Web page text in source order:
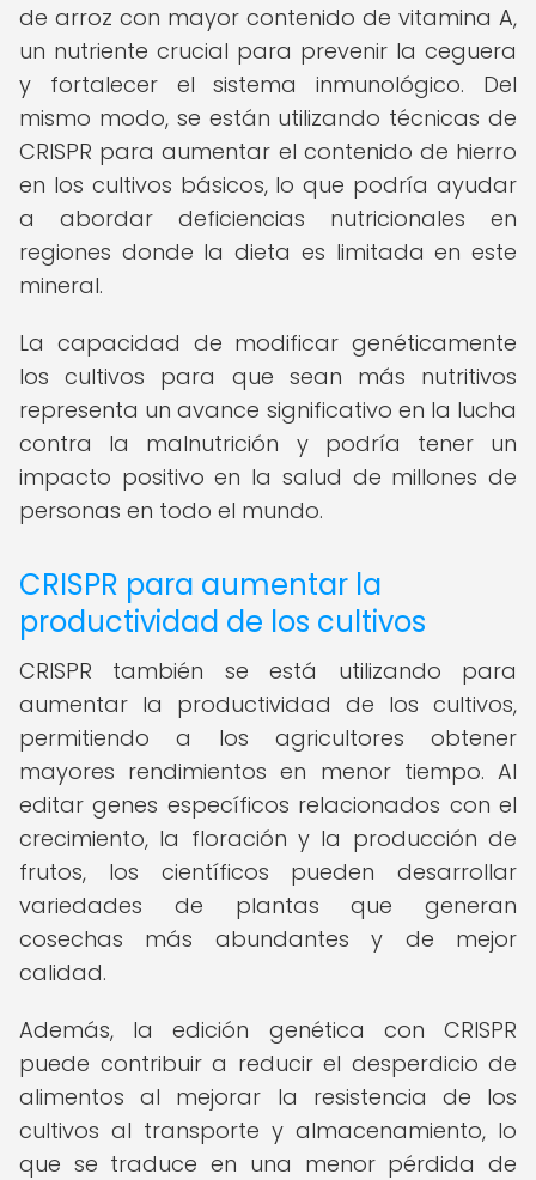
de arroz con mayor contenido de vitamina A,
un nutriente crucial para prevenir la ceguera
y fortalecer el sistema inmunológico. Del
mismo modo, se están utilizando técnicas de
CRISPR para aumentar el contenido de hierro
en los cultivos básicos, lo que podría ayudar
a abordar deficiencias nutricionales en
regiones donde la dieta es limitada en este
mineral.
La capacidad de modificar genéticamente
los cultivos para que sean más nutritivos
representa un avance significativo en la lucha
contra la malnutrición y podría tener un
impacto positivo en la salud de millones de
personas en todo el mundo.
CRISPR para aumentar la
productividad de los cultivos
CRISPR también se está utilizando para
aumentar la productividad de los cultivos,
permitiendo a los agricultores obtener
mayores rendimientos en menor tiempo. Al
editar genes específicos relacionados con el
crecimiento, la floración y la producción de
frutos, los científicos pueden desarrollar
variedades de plantas que generan
cosechas más abundantes y de mejor
calidad.
Además, la edición genética con CRISPR
puede contribuir a reducir el desperdicio de
alimentos al mejorar la resistencia de los
cultivos al transporte y almacenamiento, lo
que se traduce en una menor pérdida de